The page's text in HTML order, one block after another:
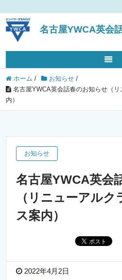
名古屋YWCA英会
ホーム / お知らせ /
名古屋YWCA英会話春のお知らせ（
内）
お知らせ
名古屋YWCA英会
（リニューアルク
ス案内）
2022年4月2日